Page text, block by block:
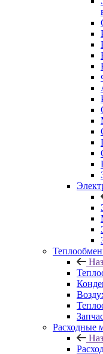
Расходные